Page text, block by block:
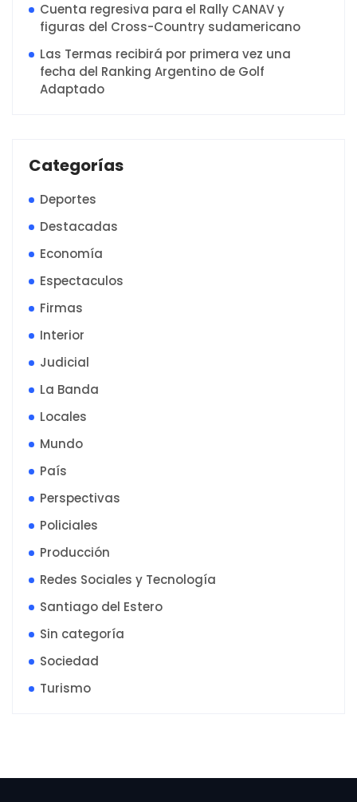
Cuenta regresiva para el Rally CANAV y
figuras del Cross-Country sudamericano
Las Termas recibirá por primera vez una
fecha del Ranking Argentino de Golf
Adaptado
Categorías
Deportes
Destacadas
Economía
Espectaculos
Firmas
Interior
Judicial
La Banda
Locales
Mundo
País
Perspectivas
Policiales
Producción
Redes Sociales y Tecnología
Santiago del Estero
Sin categoría
Sociedad
Turismo